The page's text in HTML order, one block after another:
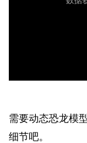
需要动态恐龙模
细节吧。